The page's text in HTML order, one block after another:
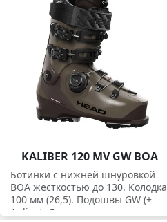
KALIBER 120 MV GW BOA
Ботинки c нижней шнуровкой
BOA жесткостью до 130. Колодка
100 мм (26,5). Подошвы GW (+
Apline). Для экспертов.